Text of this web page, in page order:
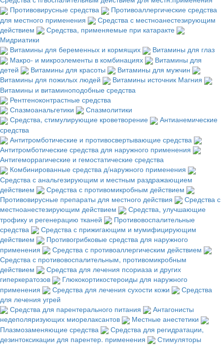
Противовирусные средства
Противоаллергические средства
для местного применения
Средства с местноанестезирующим
действием
Средства, применяемые при катаракте
Мидриатики
Витамины для беременных и кормящих
Витамины для глаз
Макро- и микроэлементы в комбинациях
Витамины для
детей
Витамины для красоты
Витамины для мужчин
Витамины для пожилых людей
Витамины источник Магния
Витамины и витаминоподобные средства
Рентгеноконтрастные средства
Спазмоанальгетики
Спазмолитики
Средства, стимулирующие кроветворение
Антианемические
средства
Антитромботические и противосвертывающие средства
Антитромботические средства для наружного применения
Антигеморрагические и гемостатические средства
Комбинированные средства д/наружного применения
Средства с анальгезирующим и местным раздражающием
действием
Средства с противомикробным действием
Противовирусные препараты для местного действия
Средства с
местноанестезирующим действием
Средства, улучшающие
трофику и регенерацию тканей
Противовоспалительные
средства
Средства с прижигающим и мумифицирующим
действием
Противогрибковые средства для наружного
применения
Средства с противоаллергическим действием
Средства с противовоспалительным, противомикробным
действием
Средства для лечения псориаза и других
гиперкератозов
Глюкокортикостероиды для наружного
применения
Средства для лечения сухости кожи
Средства
для лечения угрей
Средства для парентерального питания
Антагонисты
недеполяризующих миорелаксантов
Местные анестетики
Плазмозаменяющие средства
Средства для регидратации,
дезинтоксикации для парентер. применения
Стимуляторы